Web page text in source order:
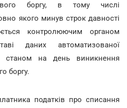
боргу, в тому числі
якого минув строк давності
контролюючим органом
даних автоматизованої
станом на день виникнення
боргу.
податків про списання